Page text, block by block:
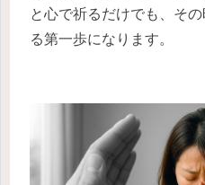
と心で祈るだけでも、そ
る第一歩になります。